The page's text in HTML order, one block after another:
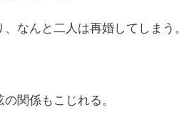
なんと二人は再婚してしまう。
関係もこじれる。